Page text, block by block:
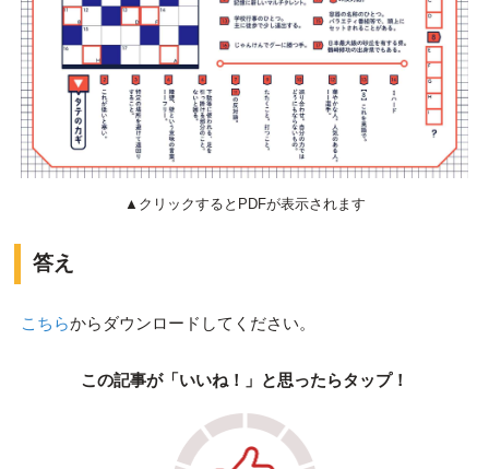
▲クリックするとPDFが表示されます
答え
こちらからダウンロードしてください。
この記事が「いいね！」と思ったらタップ！